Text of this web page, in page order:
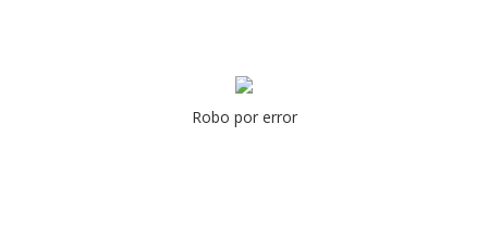
Robo por error